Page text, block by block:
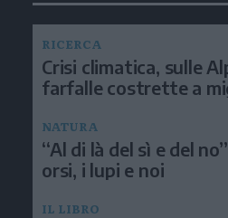
RICERCA
Crisi climatica, sulle
farfalle costrette a
NATURA
“Al di là del sì e del
orsi, i lupi e noi
IL LIBRO